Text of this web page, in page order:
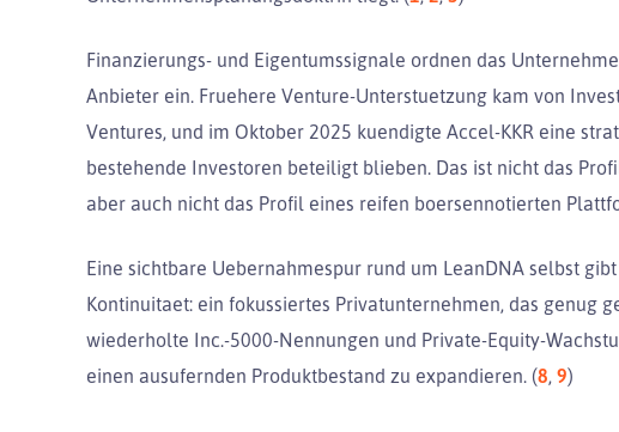
Finanzierungs- und Eigentumssignale ordnen das
Anbieter ein. Fruehere Venture-Unterstuetzung kam von
Ventures, und im Oktober 2025 kuendigte Accel-KKR eine
bestehende Investoren beteiligt blieben. Das ist nicht das
aber auch nicht das Profil eines reifen boersennotierten
Eine sichtbare Uebernahmespur rund um LeanDNA selbst
Kontinuitaet: ein fokussiertes Privatunternehmen, das genug
wiederholte Inc.-5000-Nennungen und Private-Equity-
einen ausufernden Produktbestand zu expandieren. (8, 9)